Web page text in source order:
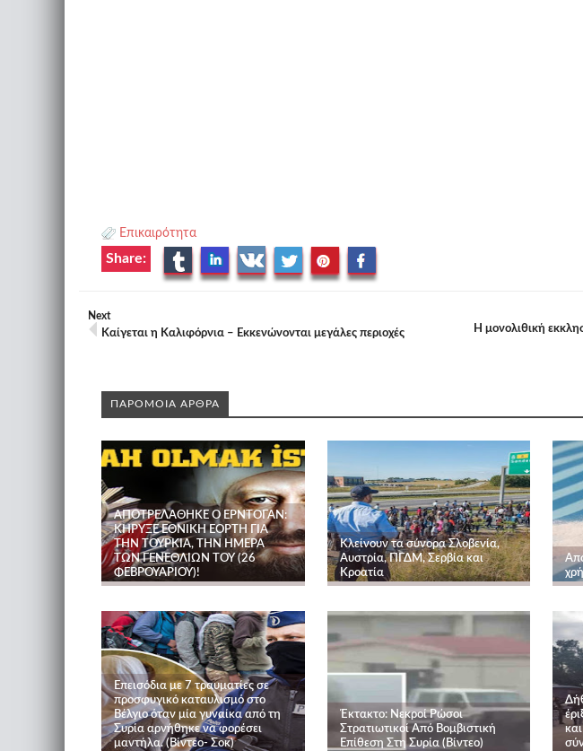
Επικαιρότητα
Share:
Next
Καίγεται η Καλιφόρνια – Εκκενώνονται μεγάλες περιοχές
Η μονολιθική
ΠΑΡΟΜΟΙΑ ΑΡΘΡΑ
ΑΠΟΤΡΕΛΑΘΗΚΕ Ο ΕΡΝΤΟΓΑΝ:
ΚΗΡΥΞΕ ΕΘΝΙΚΗ ΕΟΡΤΗ ΓΙΑ
ΤΗΝ ΤΟΥΡΚΙΑ, ΤΗΝ ΗΜΕΡΑ
ΤΩΝ ΓΕΝΕΘΛΙΩΝ ΤΟΥ (26
ΦΕΒΡΟΥΑΡΙΟΥ)!
Κλείνουν τα σύνορα Σλοβενία,
Αυστρία, ΠΓΔΜ, Σερβία και
Κροατία
Επεισόδια με 7 τραυματίες σε
προσφυγικό καταυλισμό στο
Βέλγιο όταν μία γυναίκα από τη
Συρία αρνήθηκε να φορέσει
μαντήλα. (Βίντεο- Σοκ)
Έκτακτο: Νεκροί Ρώσοι
Στρατιωτικοί Από Βομβιστική
Επίθεση Στη Συρία (Βίντεο)